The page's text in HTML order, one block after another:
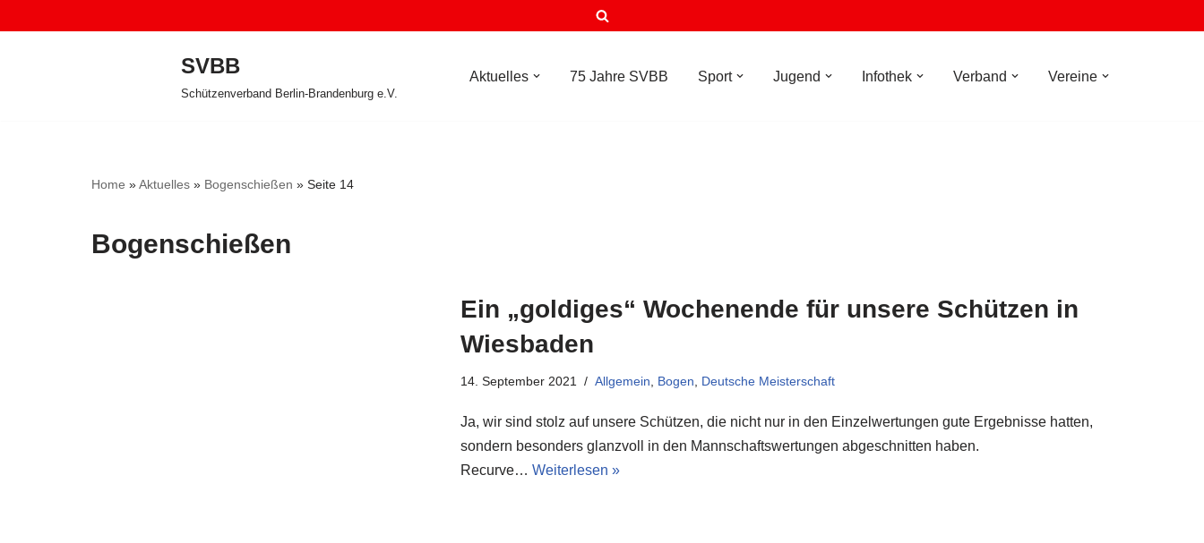
SVBB
Schützenverband Berlin-Brandenburg e.V.
Aktuelles 75 Jahre SVBB Sport Jugend Infothek Verband Vereine
Home »Aktuelles » Bogenschießen » Seite 14
Bogenschießen
Ein „goldiges“ Wochenende für unsere Schützen in
Wiesbaden
14. September 2021 Allgemein Bogen Deutsche Meisterschaft
Ja, wir sind stolz auf unsere Schützen, die nicht nur in den Einzelwertungen gute Ergebnisse hatten,
sondern besonders glanzvoll in den Mannschaftswertungen abgeschnitten haben.
Recurve… Weiterlesen »